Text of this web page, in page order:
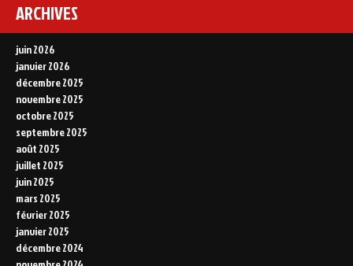
ARCHIVES
juin 2026
janvier 2026
décembre 2025
novembre 2025
octobre 2025
septembre 2025
août 2025
juillet 2025
juin 2025
mars 2025
février 2025
janvier 2025
décembre 2024